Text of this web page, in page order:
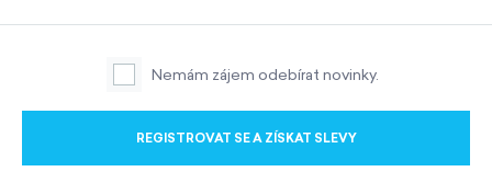
Nemám zájem odebírat novinky.
REGISTROVAT SE A ZÍSKAT SLEVY